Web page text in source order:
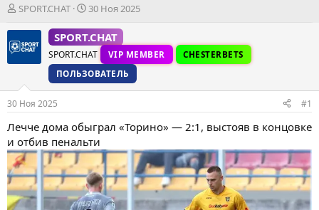
А
т
о
е
м
ы
SPORT.CHAT
Д
т
а
н
а
ч
л
а
30 Ноя 2025
SPORT.CHAT
SPORT.CHAT VIP MEMBER
CHESTERBETS
ПОЛЬЗОВАТЕЛЬ
30 Ноя 2025 #1
Лечче дома обыграл «Торино» — 2:1, выстояв в концовке
и отбив пенальти